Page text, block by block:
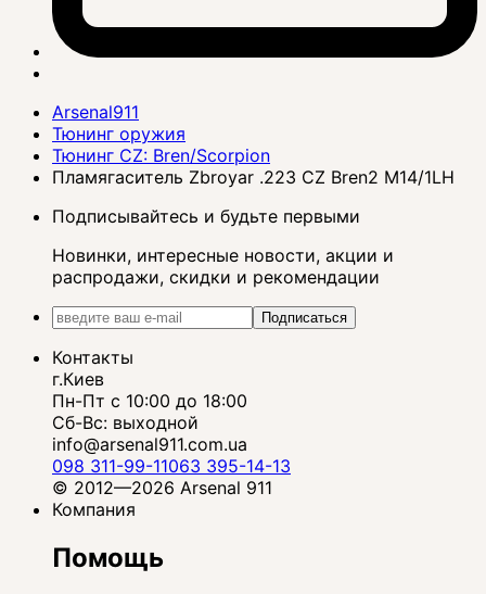
Arsenal911
Тюнинг оружия
Тюнинг CZ: Bren/Scorpion
Пламягаситель Zbroyar .223 CZ Bren2 M14/1LH
Подписывайтесь и будьте первыми
Новинки, интересные новости, акции и
распродажи, скидки и рекомендации
Подписаться
Контакты
г.Киев
Пн-Пт с 10:00 до 18:00
Сб-Вс: выходной
info@arsenal911.com.ua
098 311-99-11063 395-14-13
© 2012—2026 Arsenal 911
Компания
Помощь